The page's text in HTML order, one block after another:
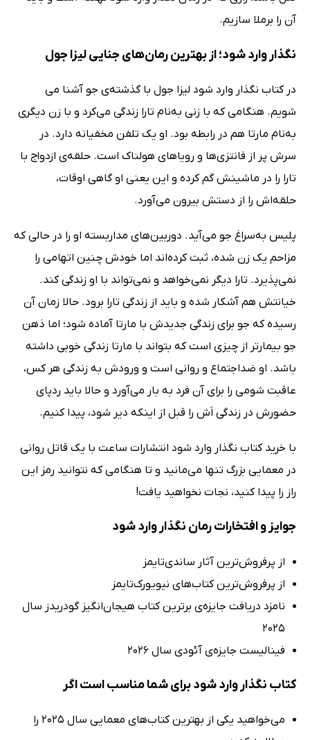
آن را برملا سازیم.
نگذار وارد شود؛ از بهترین رمان‌های جنایی لیزا جول
در کتاب نگذار وارد شود لیزا جول با گذشته‌ی جو آشنا می
شویم. هنگامی که با زنی به‌نام تارا زندگی می‌کرد و با زن دیگری
به‌نام مارتا هم در رابطه بود. او یک تلفن مخفیانه دارد. در
سرش پر از فانتزی‌ها و رویاهای هولناک است. حلقه‌ی ازدواج با
تارا را در ماشینش گم کرده و این یعنی او گاهی اوقات،
حلقه‌اش را از دستش بیرون می‌آورد.
پلیس به‌سراغ جو می‌آید. دوربین‌های مداربسته او را در حالی که
مزاحم یک زن شده، ثبت کرده‌اند اما خودش چنین اتهامی را
نمی‌پذیرد. تارا دیگر نمی‌خواهد و نمی‌تواند با او زندگی کند.
خیانتش هم آشکار شده و باید از زندگی تارا برود. حالا زمان آن
رسیده که جو برای زندگی جدیدش با مارتا آماده شود؛ اما ذهن
جو بیمارتر از چیزی است که بتواند با مارتا زندگی خوبی داشته
باشد. او ضداجتماع و روانی است و ورودش به زندگی هر کس،
عاقبت شومی را برای آن فرد به بار می‌آورد و حالا باید ردپای
حضورش در زندگی اَش را قبل از اینکه دیر شود، پیدا کنیم.
با خرید کتاب نگذار وارد شود انتشارات ساعت با یک قاتل روانی
در معمایی بزرگ تنها می‌مانید و تا هنگامی که نتوانید رمز این
راز را پیدا کنید، نجات نخواهید یافت!
جوایز و افتخارات رمان نگذار وارد شود
از پرفروش‌ترین آثار ساندی‌تایمز
از پرفروش‌ترین کتاب‌های نیویورک‌تایمز
نامزد دریافت جایزه‌ی برترین کتاب هیجان‌انگیز گودریدز سال
2025
فینالیست جایزه‌ی آئودی سال 2026
کتاب نگذار وارد شود برای شما مناسب است اگر
می‌خواهید یکی از بهترین کتاب‌های معمایی سال 2025 را